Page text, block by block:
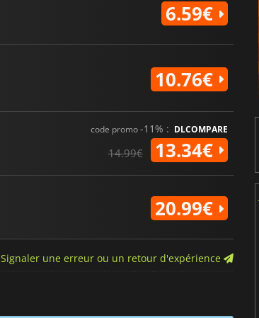
6.59€
10.76€
code promo-11% : DLCOMPARE
14.99€ 13.34€
20.99€
Signaler une erreur ou un retour d'expérience